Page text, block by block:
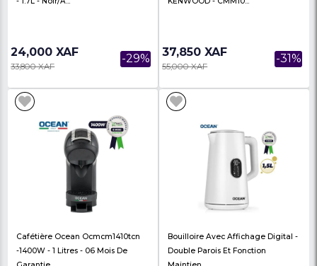
Bouilloire En Plastique -
KENWOOD - ZJP01.A0BK - 2200W
- 1.7L - Noir/a...
24,000 XAF
33,800 XAF
Alimentation
KENWOOD - CMM10...
37,850 XAF
55,000 XAF